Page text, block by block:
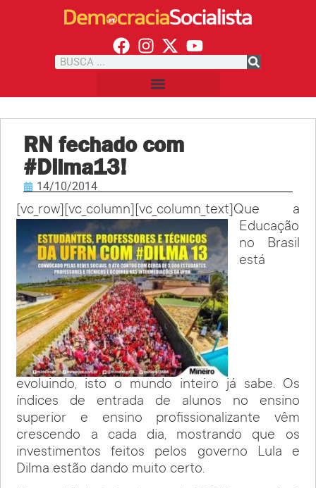
RN fechado com
#Dilma13!
14/10/2014
[vc_row][vc_column][vc_column_text] Que a
Educação
no Brasil
está
evoluindo, isto o mundo inteiro já sabe. Os
índices de entrada de alunos no ensino
superior e ensino profissionalizante vêm
crescendo a cada dia, mostrando que os
investimentos feitos pelos governo Lula e
Dilma estão dando muito certo.